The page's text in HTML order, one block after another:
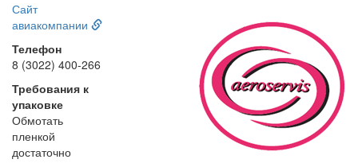
Сайт
авиакомпании
Телефон
8 (3022) 400-266
Требования к
упаковке
Обмотать
пленкой
достаточно